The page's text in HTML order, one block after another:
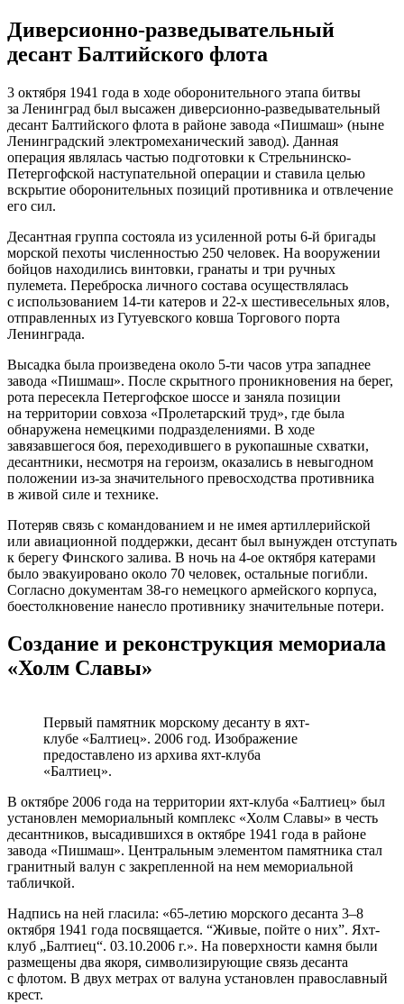
Диверсионно-разведывательный
десант Балтийского флота
3 октября 1941 года в ходе оборонительного этапа битвы
за Ленинград был высажен диверсионно-разведывательный
десант Балтийского флота в районе завода «Пишмаш» (ныне
Ленинградский электромеханический завод). Данная
операция являлась частью подготовки к Стрельнинско-
Петергофской наступательной операции и ставила целью
вскрытие оборонительных позиций противника и отвлечение
его сил.
Десантная группа состояла из усиленной роты 6-й бригады
морской пехоты численностью 250 человек. На вооружении
бойцов находились винтовки, гранаты и три ручных
пулемета. Переброска личного состава осуществлялась
с использованием 14-ти катеров и 22-х шестивесельных ялов,
отправленных из Гутуевского ковша Торгового порта
Ленинграда.
Высадка была произведена около 5-ти часов утра западнее
завода «Пишмаш». После скрытного проникновения на берег,
рота пересекла Петергофское шоссе и заняла позиции
на территории совхоза «Пролетарский труд», где была
обнаружена немецкими подразделениями. В ходе
завязавшегося боя, переходившего в рукопашные схватки,
десантники, несмотря на героизм, оказались в невыгодном
положении из-за значительного превосходства противника
в живой силе и технике.
Потеряв связь с командованием и не имея артиллерийской
или авиационной поддержки, десант был вынужден отступать
к берегу Финского залива. В ночь на 4-ое октября катерами
было эвакуировано около 70 человек, остальные погибли.
Согласно документам 38-го немецкого армейского корпуса,
боестолкновение нанесло противнику значительные потери.
Создание и реконструкция мемориала
«Холм Славы»
Первый памятник морскому десанту в яхт-
клубе «Балтиец». 2006 год. Изображение
предоставлено из архива яхт-клуба
«Балтиец».
В октябре 2006 года на территории яхт-клуба «Балтиец» был
установлен мемориальный комплекс «Холм Славы» в честь
десантников, высадившихся в октябре 1941 года в районе
завода «Пишмаш». Центральным элементом памятника стал
гранитный валун с закрепленной на нем мемориальной
табличкой.
Надпись на ней гласила: «65-летию морского десанта 3–8
октября 1941 года посвящается. “Живые, пойте о них”. Яхт-
клуб „Балтиец“. 03.10.2006 г.». На поверхности камня были
размещены два якоря, символизирующие связь десанта
с флотом. В двух метрах от валуна установлен православный
крест.